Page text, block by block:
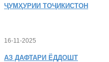
ҶУМҲУРИИ ТОҶИКИСТОН
16-11-2025
АЗ ДАФТАРИ ЁДДОШТ